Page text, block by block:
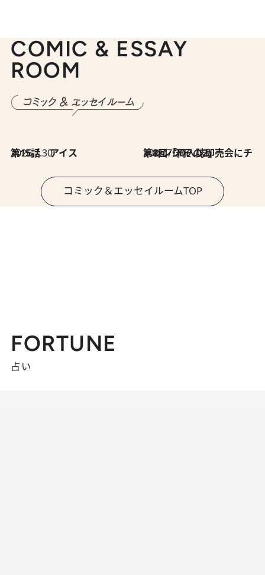
COMIC & ESSAY
ROOM
2026.7.30
第15話 アイス 2026.7.30
第8回「同人誌即売会にチャレンジ その2」
コミック＆エッセイルームTOP
FORTUNE
占い